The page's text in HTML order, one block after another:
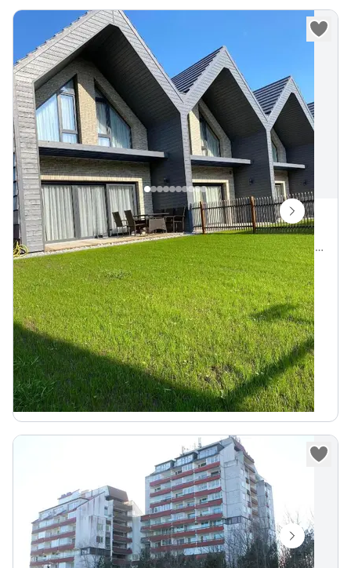
Kotedžas Kunigiškiuose
Kunigiškių g. 2N, Palanga, Palangos miesto savivaldybė, Lietuva
Vietų iki8
930 m iki Baltijos jūra
„Kotedžas Kunigiškiuose - poilsis pajūryje.
Internetas Wifi
Nuo 100€ parai